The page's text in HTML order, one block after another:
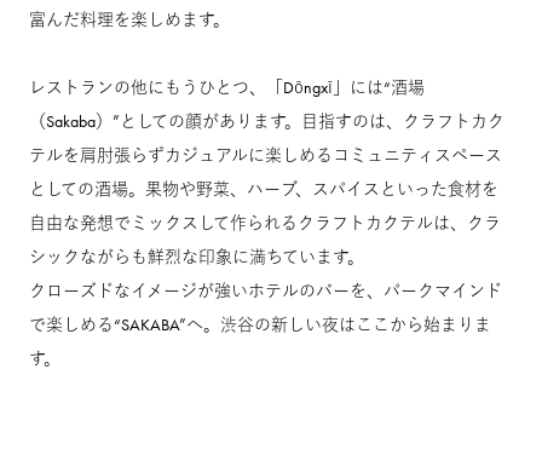
富んだ料理を楽しめます。
レストランの他にもうひとつ、「Dōngxī」には“酒場
（Sakaba）”としての顔があります。目指すのは、クラフトカク
テルを肩肘張らずカジュアルに楽しめるコミュニティスペース
としての酒場。果物や野菜、ハーブ、スパイスといった食材を
自由な発想でミックスして作られるクラフトカクテルは、クラ
シックながらも鮮烈な印象に満ちています。
クローズドなイメージが強いホテルのバーを、パークマインド
で楽しめる“SAKABA”へ。渋谷の新しい夜はここから始まりま
す。